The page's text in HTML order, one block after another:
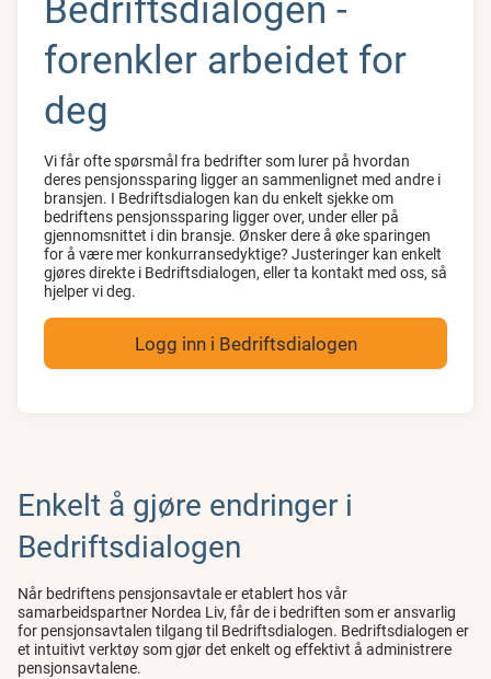
forenkler arbeidet for
deg
Vi får ofte spørsmål fra bedrifter som lurer på hvordan
deres pensjonssparing ligger an sammenlignet med andre i
bransjen. I Bedriftsdialogen kan du enkelt sjekke om
bedriftens pensjonssparing ligger over, under eller på
gjennomsnittet i din bransje. Ønsker dere å øke sparingen
for å være mer konkurransedyktige? Justeringer kan enkelt
gjøres direkte i Bedriftsdialogen, eller ta kontakt med oss, så
hjelper vi deg.
Logg inn i Bedriftsdialogen
Enkelt å gjøre endringer i
Bedriftsdialogen
Når bedriftens pensjonsavtale er etablert hos vår
samarbeidspartner Nordea Liv, får de i bedriften som er ansvarlig
for pensjonsavtalen tilgang til Bedriftsdialogen. Bedriftsdialogen er
et intuitivt verktøy som gjør det enkelt og effektivt å administrere
pensjonsavtalene.